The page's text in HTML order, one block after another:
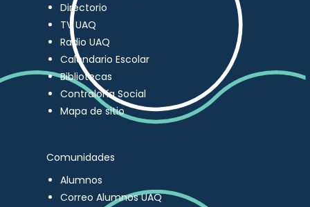
Directorio
TV UAQ
Radio UAQ
Calendario Escolar
Bibliotecas
Contraloría Social
Mapa de sitio
Comunidades
Alumnos
Correo Alumnos UAQ